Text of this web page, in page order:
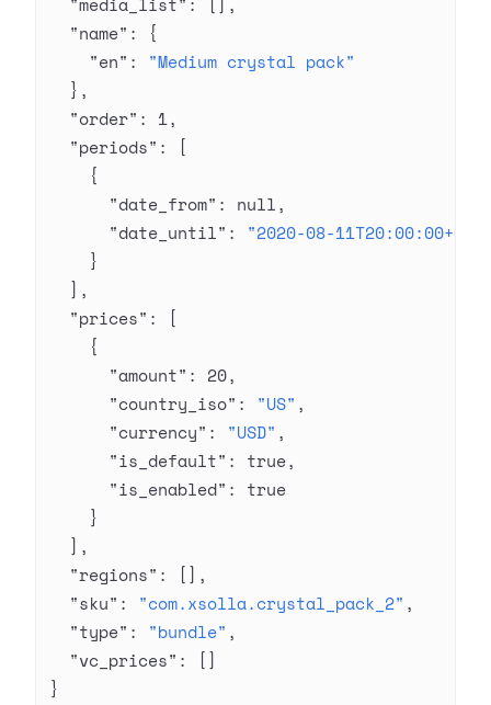
  "name"
: {
    "en"
: "Medium crystal pack"
  },
  "order"
: 1,
  "periods"
: [
    {
      "date_from"
: null,
      "date_until"
: "2020-08-
    }
  ],
  "prices"
: [
    {
      "amount"
: 20,
      "country_iso"
: "US" ,
      "currency"
: "USD" ,
      "is_default"
: true,
      "is_enabled"
: true
    }
  ],
  "regions"
: [],
  "sku"
: "com.xsolla.crystal_pack_2" ,
  "type"
: "bundle" ,
  "vc_prices"
: []
}